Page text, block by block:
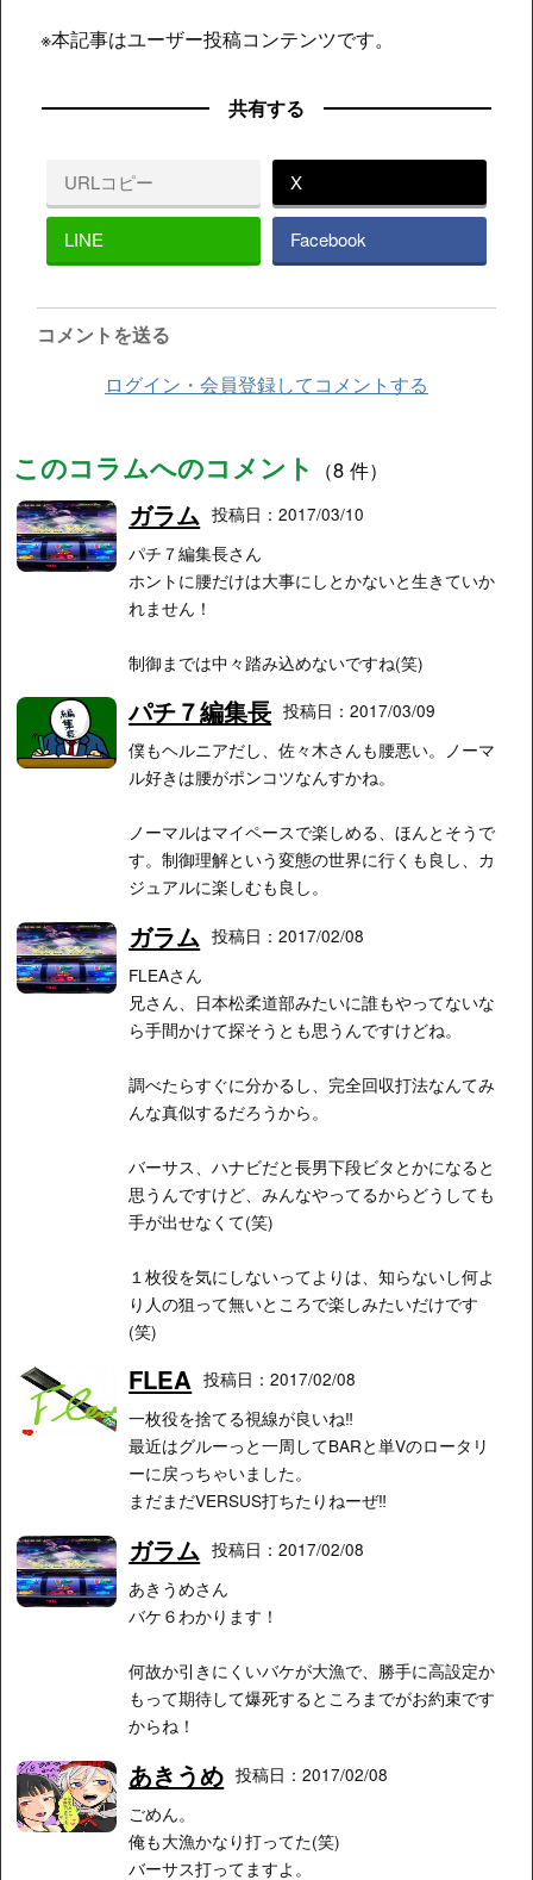
※本記事はユーザー投稿コンテンツです。
共有する
URLコピー X
LINE Facebook
コメントを送る
ログイン・会員登録してコメントする
このコラムへのコメント （8 件）
ガラム 投稿日：2017/03/10
パチ７編集長さん
ホントに腰だけは大事にしとかないと生きていか
れません！
制御までは中々踏み込めないですね(笑)
パチ７編集長 投稿日：2017/03/09
僕もヘルニアだし、佐々木さんも腰悪い。ノーマ
ル好きは腰がポンコツなんすかね。
ノーマルはマイペースで楽しめる、ほんとそうで
す。制御理解という変態の世界に行くも良し、カ
ジュアルに楽しむも良し。
ガラム 投稿日：2017/02/08
FLEAさん
兄さん、日本松柔道部みたいに誰もやってないな
ら手間かけて探そうとも思うんですけどね。
調べたらすぐに分かるし、完全回収打法なんてみ
んな真似するだろうから。
バーサス、ハナビだと長男下段ビタとかになると
思うんですけど、みんなやってるからどうしても
手が出せなくて(笑)
１枚役を気にしないってよりは、知らないし何よ
り人の狙って無いところで楽しみたいだけです
(笑)
FLEA 投稿日：2017/02/08
一枚役を捨てる視線が良いね‼︎
最近はグルーっと一周してBARと単Vのロータリ
ーに戻っちゃいました。
まだまだVERSUS打ちたりねーぜ‼︎
ガラム 投稿日：2017/02/08
あきうめさん
バケ６わかります！
何故か引きにくいバケが大漁で、勝手に高設定か
もって期待して爆死するところまでがお約束です
からね！
あきうめ 投稿日：2017/02/08
ごめん。
俺も大漁かなり打ってた(笑)
バーサス打ってますよ。